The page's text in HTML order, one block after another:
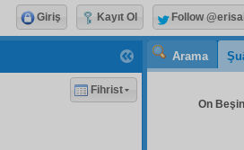
Arama
On
Fihrist
Giriş Kayıt Ol Follow